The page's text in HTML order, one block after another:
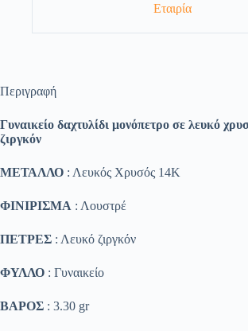
Εταιρία
Περιγραφή
Γυναικείο δαχτυλίδι μονόπετρο σε λευκό
ζιργκόν
ΜΕΤΑΛΛΟ : Λευκός Χρυσός 14K
ΦΙΝΙΡΙΣΜΑ : Λουστρέ
ΠΕΤΡΕΣ : Λευκό ζιργκόν
ΦΥΛΛΟ : Γυναικείο
ΒΑΡΟΣ : 3.30 gr